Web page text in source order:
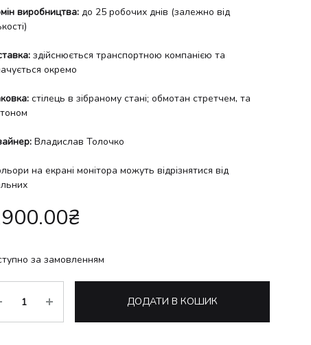
виробництва:до 25 робочих днів (залежно від
здійснюється транспортною компанією та
окремо
стілець в зібраному стані; обмотан стретчем, та
Владислав Толочко
на екрані монітора можуть відрізнятися від
₴
за замовленням
ДОДАТИ В КОШИК